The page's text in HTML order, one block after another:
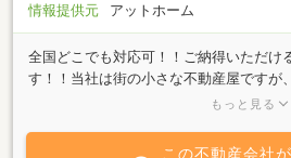
情報提供元
アットホーム
全国どこでも対応可！！ご納得いただけ
す！！当社は街の小さな不動産屋ですが
屋探しでは負けません。どんなご相談で
もっと見る
この不動産会社